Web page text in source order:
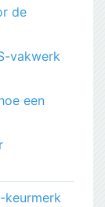
de
vakwerk
een
keurmerk